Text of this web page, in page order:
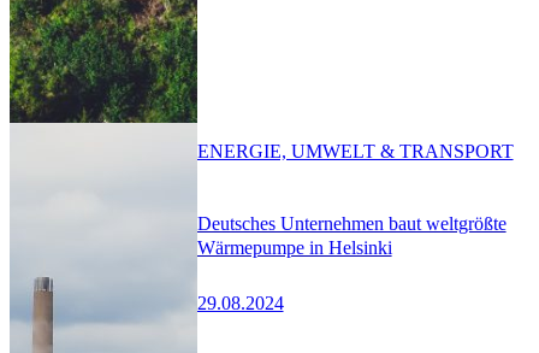
Deutsches Unternehmen baut weltgrößte
Wärmepumpe in Helsinki
29.08.2024
ENERGIE, UMWELT & TRANSPORT